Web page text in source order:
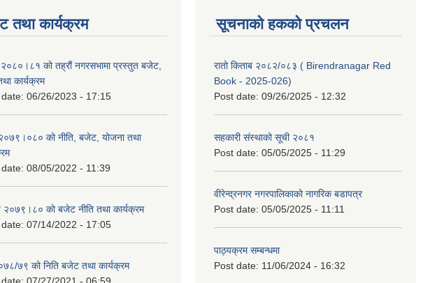
तथा कार्यक्रम
को तह्रौं नगरसभामा प्रस्तुत बजेट,
कार्यक्रम
06/26/2023 - 17:15
को नीति, बजेट, योजना तथा
08/05/2022 - 11:39
काे बजेट नीति तथा कार्यक्रम
07/14/2022 - 17:05
७९ को निति बजेट तथा कार्यक्रम
सूचनाको हकको प्रचलन
रातो किताब २०८२/०८३ ( Birendranagar Red
Book - 2025-026)
Post date: 09/26/2025 - 12:32
सहकारी संस्थाको सूची २०८१
Post date: 05/05/2025 - 11:29
वीरेन्द्रनगर नगरपालिकाको नागरिक बडापत्र
Post date: 05/05/2025 - 11:11
पाठ्यक्रम सम्बन्धमा
Post date: 11/06/2024 - 16:32